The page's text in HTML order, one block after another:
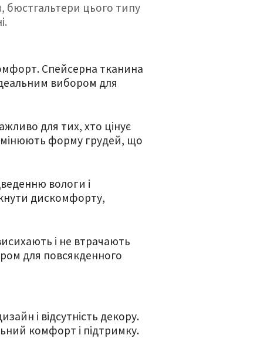
бюстгальтери цього типу
Спейсерна тканина
вибором для
для тих, хто цінує
форму грудей, що
вологи і
дискомфорту,
і не втрачають
для повсякденного
і відсутність декору.
комфорт і підтримку.